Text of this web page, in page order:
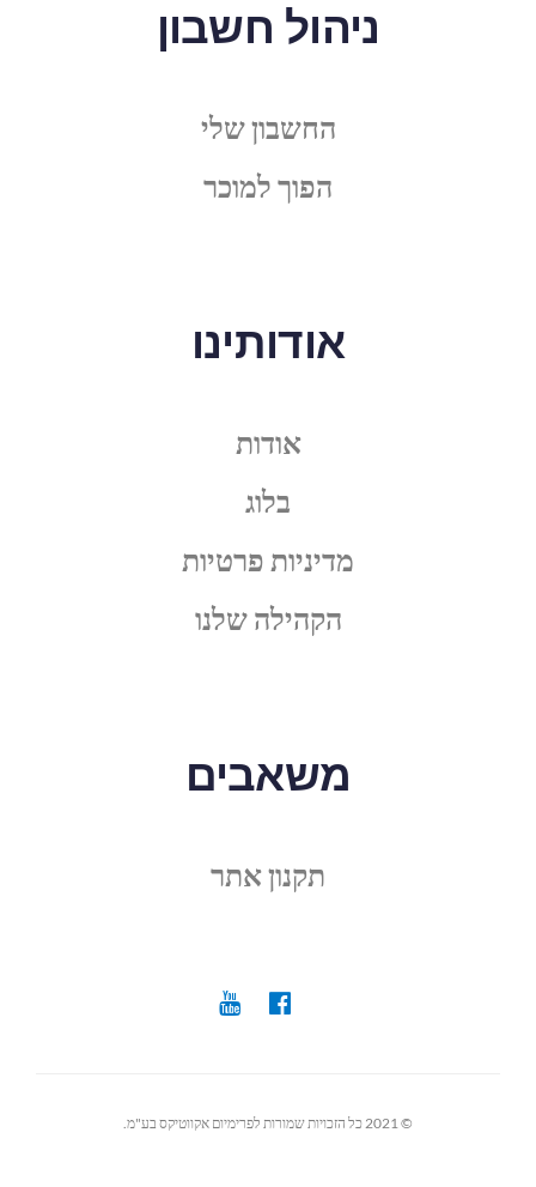
ניהול חשבון
החשבון שלי
הפוך למוכר
אודותינו
אודות
בלוג
מדיניות פרטיות
הקהילה שלנו
משאבים
תקנון אתר
© 2021 כל הזכויות שמורות לפרימיום אקווטיקס בע"מ.